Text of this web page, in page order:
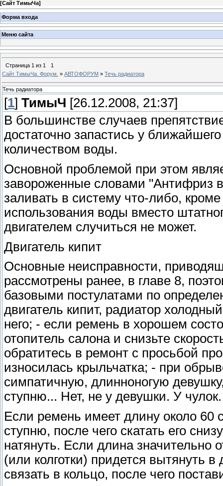
[Сайт ТимыЧа]
Форма входа
Меню сайта
Страница 1 из 1
1
Сайт ТимыЧа. Форум. » АВТОФОРУМ » Течь радиатора
Течь радиатора
[1] ТимыЧ [26.12.2008, 21:37]
В большинстве случаев
достаточно запастись у
количеством воды.
Основной проблемой при этом
завороженные словами "Антифриз
заливать в систему что-либо,
использования воды вместо
двигателем случиться не может.
Двигатель кипит
Основные неисправности,
рассмотрены ранее, в главе 8,
базовыми постулатами по
двигатель кипит, радиатор
него; - если ремень в хорошем
отопитель салона и снизьте
обратитесь в ремонт с просьбой
износилась крыльчатка; - при
симпатичную, длинноногую
ступню... Нет, не у девушки. У чулок.
Если ремень имеет длину около 60
ступню, после чего скатать его
натянуть. Если длина значительно
(или колготки) придется вытянуть
связать в кольцо, после чего